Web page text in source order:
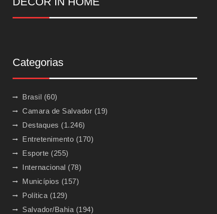
Categorias
Brasil (60)
Camara de Salvador (19)
Destaques (1.246)
Entretenimento (170)
Esporte (255)
Internacional (78)
Municípios (157)
Política (129)
Salvador/Bahia (194)